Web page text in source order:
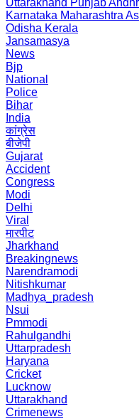
Uttarakhand Punjab
Karnataka Maharashtra
Odisha Kerala
Jansamasya
News
Bjp
National
Police
Bihar
India
कांग्रेस
बीजेपी
Gujarat
Accident
Congress
Modi
Delhi
Viral
मारपीट
Jharkhand
Breakingnews
Narendramodi
Nitishkumar
Madhya_pradesh
Nsui
Pmmodi
Rahulgandhi
Uttarpradesh
Haryana
Cricket
Lucknow
Uttarakhand
Crimenews